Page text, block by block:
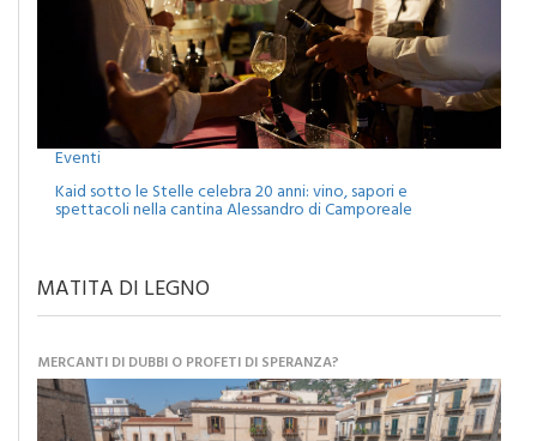
Kaid sotto le Stelle celebra 20 anni: vino, sapori e
spettacoli nella cantina Alessandro di Camporeale